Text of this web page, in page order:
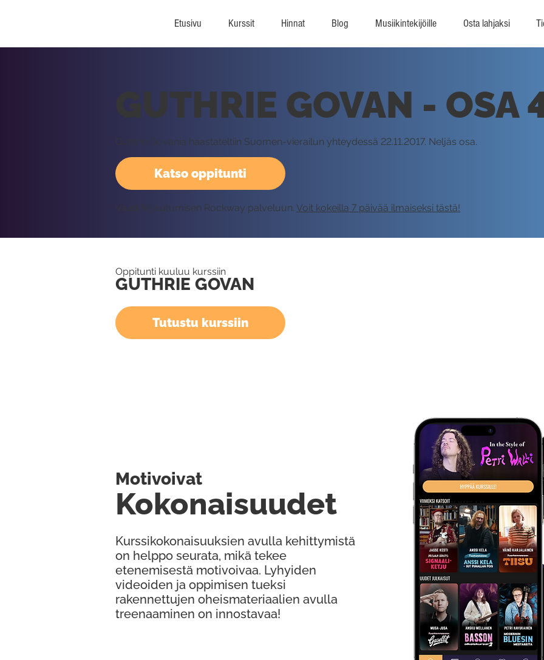
Etusivu Kurssit Hinnat Blog Musiikintekijöille Osta lahjaksi
Katso oppitunti
GUTHRIE GOVAN - OSA
Guthrie Govania haastateltiin Suomen-vierailun yhteydessä 22.11.2017. Neljäs osa.
Vaatii kirjautumisen Rockway palveluun. Voit kokeilla 7 päivää ilmaiseksi tästä!
Oppitunti kuuluu kurssiin
GUTHRIE GOVAN
Tutustu kurssiin
Kurssikokonaisuuksien avulla kehittymistä
on helppo seurata, mikä tekee
etenemisestä motivoivaa. Lyhyiden
videoiden ja oppimisen tueksi
rakennettujen oheismateriaalien avulla
treenaaminen on innostavaa!
Kokonaisuudet
Motivoivat